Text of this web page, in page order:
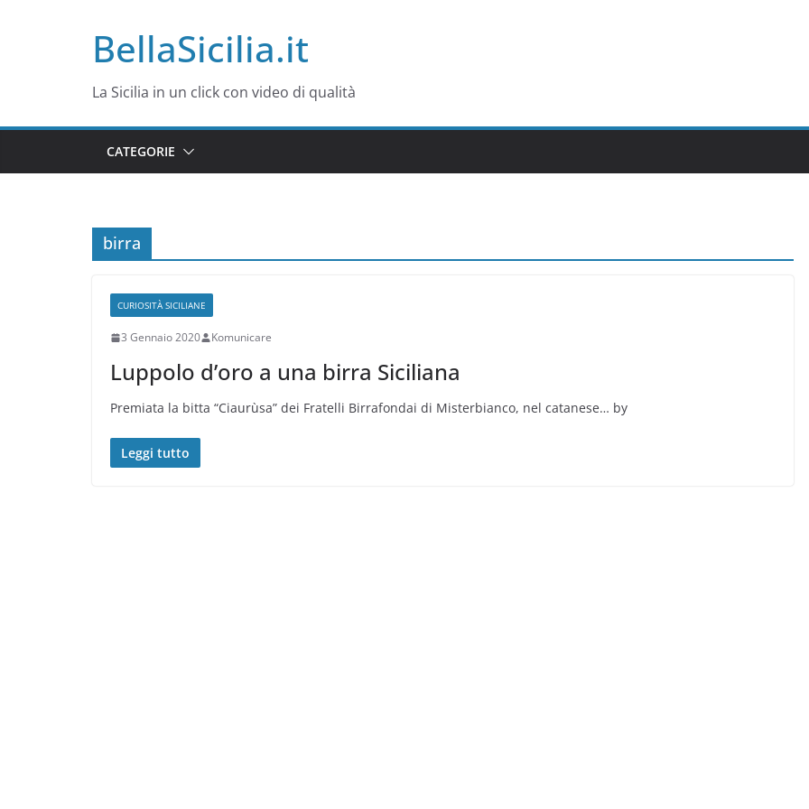
BellaSicilia.it
La Sicilia in un click con video di qualità
CATEGORIE
birra
CURIOSITÀ SICILIANE
3 Gennaio 2020 Komunicare
Luppolo d’oro a una birra Siciliana
Premiata la bitta “Ciaurùsa” dei Fratelli Birrafondai di Misterbianco, nel catanese… by
Leggi tutto